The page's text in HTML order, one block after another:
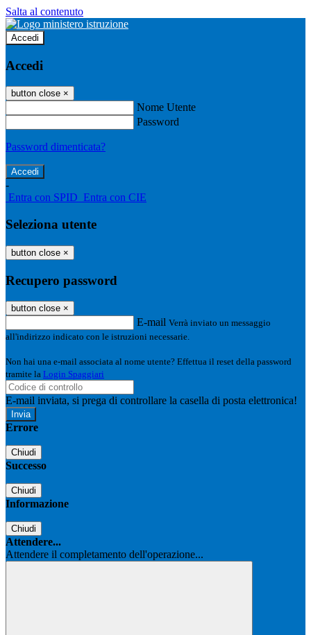
Salta al contenuto
Accedi
Accedi
button close ×
Nome Utente
Password
Password dimenticata?
-
Entra con SPID Entra con CIE
Seleziona utente
button close ×
Recupero password
button close ×
E-mail Verrà inviato un messaggio
all'indirizzo indicato con le istruzioni necessarie.
Non hai una e-mail associata al nome utente? Effettua il reset della password
tramite la Login Spaggiari
E-mail inviata, si prega di controllare la casella di posta elettronica!
Errore
Chiudi
Successo
Chiudi
Informazione
Chiudi
Attendere...
Attendere il completamento dell'operazione...